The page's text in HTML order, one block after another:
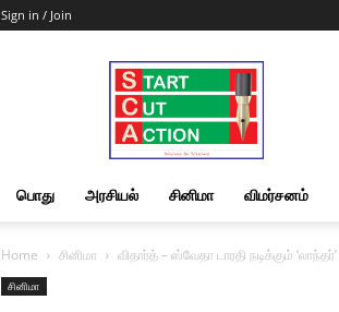
Sign in / Join
Start
Cut
Action
|
News
&
பொது அரசியல் சினிமா விமர்சனம்
Home சினிமா விதார்த் – ஸ்வேதா டாரதி நடிக்கும்
சினிமா